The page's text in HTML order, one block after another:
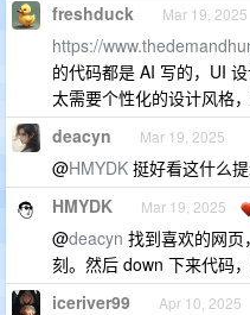
freshduck Mar 19, 2025
https://
的代码都是 AI 写的，UI
太需要个性化的设计风格
deacyn Mar 19, 2025
@HMYDK 挺好看这什么
HMYDK Mar 19, 2025
@deacyn 找到喜欢的网
刻。然后 down 下来代码
iceriver99 Apr 10, 2025